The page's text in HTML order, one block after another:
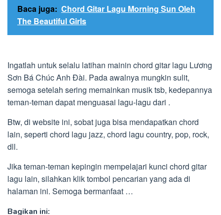
Baca juga: Chord Gitar Lagu Morning Sun Oleh
The Beautiful Girls
Ingatlah untuk selalu latihan mainin chord gitar lagu Lương
Sơn Bá Chúc Anh Đài. Pada awalnya mungkin sulit,
semoga setelah sering memainkan musik tsb, kedepannya
teman-teman dapat menguasai lagu-lagu dari .
Btw, di website ini, sobat juga bisa mendapatkan chord
lain, seperti chord lagu jazz, chord lagu country, pop, rock,
dll.
Jika teman-teman kepingin mempelajari kunci chord gitar
lagu lain, silahkan klik tombol pencarian yang ada di
halaman ini. Semoga bermanfaat …
Bagikan ini: